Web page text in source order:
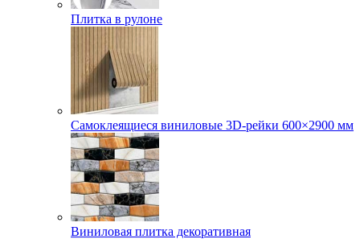
Плитка в рулоне
Самоклеящиеся виниловые 3D‑рейки 600×2900 мм
Виниловая плитка декоративная